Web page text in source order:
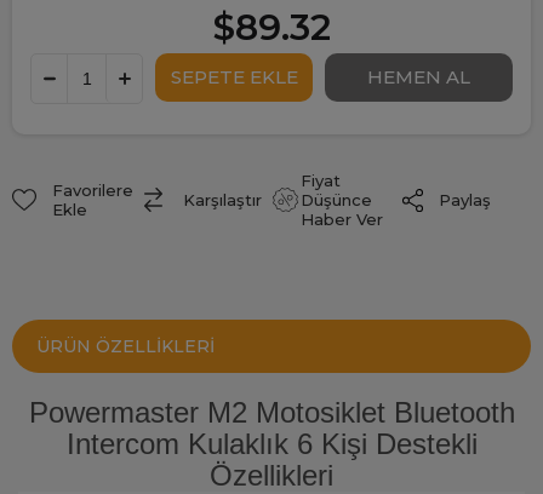
$89.32
Favorilere
Ekle
Karşılaştır
Fiyat
Düşünce
Haber Ver
Paylaş
ÜRÜN ÖZELLIKLERI
Powermaster M2 Motosiklet Bluetooth
Intercom Kulaklık 6 Kişi Destekli
Özellikleri